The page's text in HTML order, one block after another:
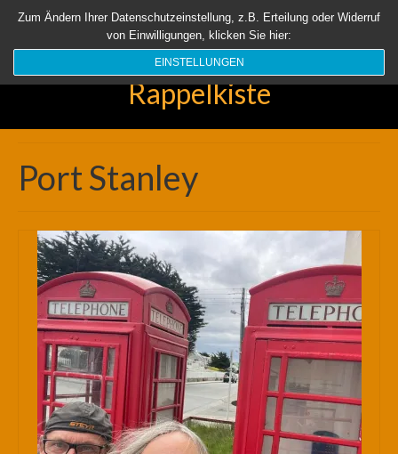
Startseite Aktuell Über uns Unsere Rappelkiste Länder
Suchen
Rappelkiste
Port Stanley
Zum Ändern Ihrer Datenschutzeinstellung, z.B. Erteilung oder Widerruf
von Einwilligungen, klicken Sie hier:
EINSTELLUNGEN